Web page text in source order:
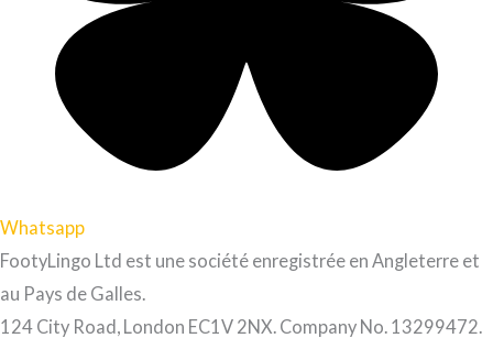
Whatsapp
FootyLingo Ltd est une société enregistrée en Angleterre et
au Pays de Galles.
124 City Road, London EC1V 2NX. Company No. 13299472.